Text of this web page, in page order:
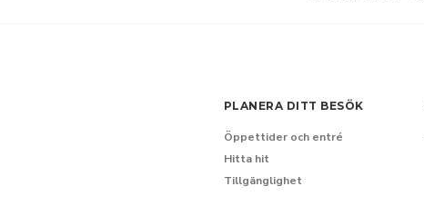
PLANERA DITT BESÖK
Öppettider och entré
Hitta hit
Tillgänglighet